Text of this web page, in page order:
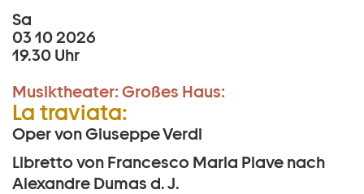
Sa
03 10 2026
19.30 Uhr
Musiktheater: Großes Haus:
La traviata:
Oper von Giuseppe Verdi
Libretto von Francesco Maria Piave nach
Alexandre Dumas d. J.